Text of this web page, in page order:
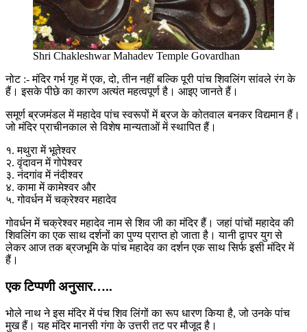
Shri Chakleshwar Mahadev Temple Govardhan
नोट :- मंदिर गर्भ गृह में एक, दो, तीन नहीं बल्कि पूरी पांच शिवलिंग सांवले रंग के
हैं। इसके पीछे का कारण अत्यंत महत्वपूर्ण है। आइए जानते हैं।
समूर्ण ब्रजमंडल में महादेव पांच स्वरूपों में ब्रज के कोतवाल बनकर विद्यमान हैं।
जो मंदिर प्राचीनकाल से विशेष मान्यताओं में स्थापित हैं।
१. मथुरा में भूतेश्वर
२. वृंदावन में गोपेश्वर
३. नंदगांव में नंदीश्वर
४. कामा में कामेश्वर और
५. गोवर्धन में चक्रेश्वर महादेव
गोवर्धन में चक्रेश्वर महादेव नाम से शिव जी का मंदिर हैं। जहां पांचों महादेव की
शिवलिंग का एक साथ दर्शनों का पुण्य प्राप्त हो जाता है। यानी द्वापर युग से
लेकर आज तक ब्रजभूमि के पांच महादेव का दर्शन एक साथ सिर्फ इसी मंदिर में
हैं।
एक टिप्पणी अनुसार…..
भोले नाथ ने इस मंदिर में पंच शिव लिंगों का रूप धारण किया है, जो उनके पांच
मुख हैं। यह मंदिर मानसी गंगा के उत्तरी तट पर मौजूद है।